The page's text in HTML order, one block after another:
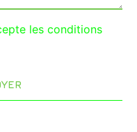
les conditions